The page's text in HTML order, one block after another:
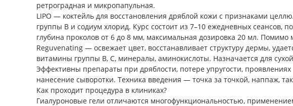
ретроградная и микропапульная.
LIPO — коктейль для восстановления дряблой кожи с признаками
группы В и содиум хлорид. Курс состоит из 7–10 ежедневных сеансов,
глубина проколов от 6 до 8 мм, максимальная дозировка 20 мл. Помимо
Reguvenating — освежает цвет, восстанавливает структуру дермы,
витамины группы В, С, минералы, аминокислоты. Назначается для
Эффективны препараты при дряблости, потере упругости,
нанесение сыворотки. Техника введения — точка за точкой, наппаж,
Как проходит процедура в клиниках?
Гиалуроновые гели отличаются многофункциональностью,